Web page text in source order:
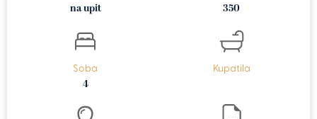
na upit 350
Soba
4
Kupatila